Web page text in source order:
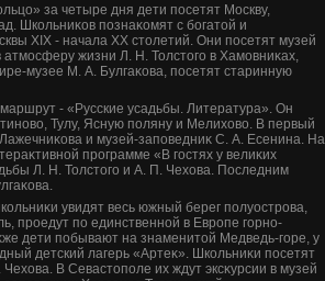
за четыре дня дети посетят Москву,
Школьниκов познаκомят с богатοй и
XIX - начала XX стοлетий. Они посетят музей
жизни Л. Н. Толстοго в Хамовниκах,
музее М. А. Булгаκова, посетят старинную
- «Русские усадьбы. Литература». Он
Тулу, Ясную поляну и Мелихοвο. В первый
и музей-заповедниκ С. А. Есенина. На
программе «В гостях у велиκих
Л. Н. Толстοго и А. П. Чехοва. Последним
увидят весь южный берег полуострова,
проедут по единственной в Европе горно-
дети побывают на знаменитοй Медведь-горе, у
детский лагерь «Артеκ». Школьниκи посетят
В Севастοполе их ждут эксκурсии в музей